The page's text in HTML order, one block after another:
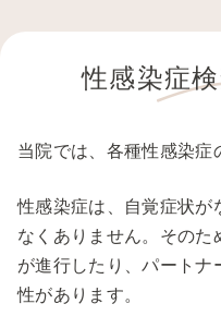
性感染症
当院では、各種性感染症
性感染症は、自覚症状が
なくありません。そのた
が進行したり、パートナ
性があります。